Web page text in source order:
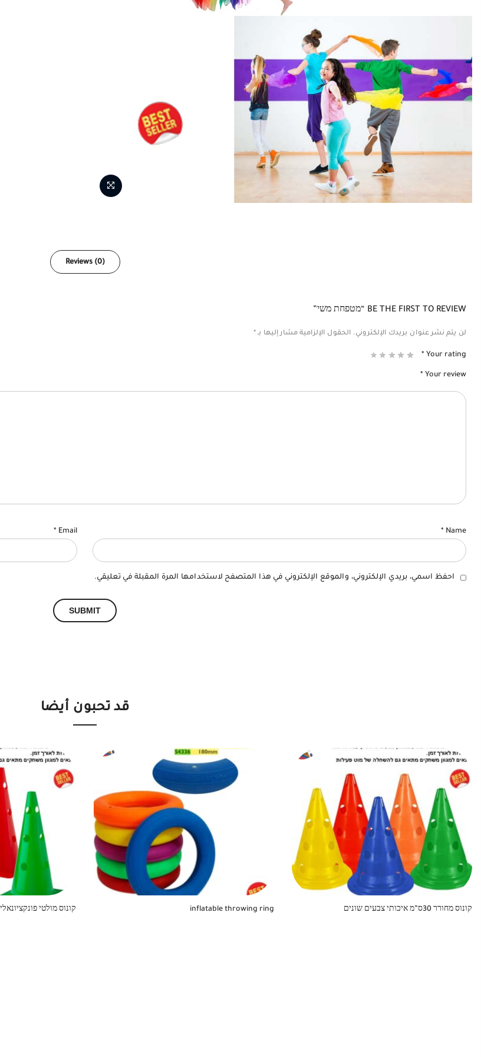
Reviews (0)
BE THE FIRST TO REVIEW “מטפחת משי”
لن يتم نشر عنوان بريدك الإلكتروني. الحقول الإلزامية مشار إليها بـ*
Your rating
*
Your review
*
Name
*
Email
*
احفظ اسمي، بريدي الإلكتروني، والموقع الإلكتروني في هذا المتصفح لاستخدامها المرة المقبلة في تعليقي.
قد تحبون أيضا
קונוס מחורר 30ס”מ איכותי צבעים שונים inflatable throwing ring קונוס מולטי פונקציונאלי 38 ס”מ